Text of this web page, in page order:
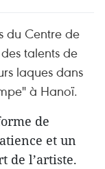
du Centre de
talents de
laques dans
à Hanoï.
de
et un
de l’artiste.